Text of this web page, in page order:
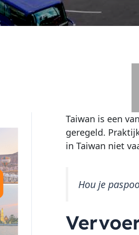
Taiwan is een
geregeld.
in Taiwan niet
Hou je